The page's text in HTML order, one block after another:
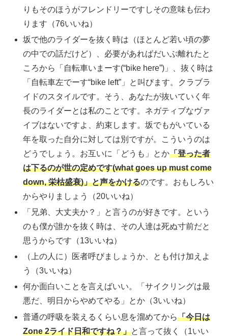
りもそのほうがフレンドリーですしその意味も伝わ
ります（76いいね）
坂で他のライダーを抜く時は（ほとんど若い頃の夢
の中での話だけど）、必要があればだいぶ離れたと
ころから「自転車いまーす(“bike here”)」、抜く時は
「自転車左でーす“bike left”」と叫びます。クラブラ
イドのスタイルです。そう、あなたが抜いていく年
長のライダーとは私のことです。ネガティブなヴァ
イブはないですよ、約束します。坂でもがいている
年を取った自分に対しては別ですが。こういうのは
どうでしょう。お互いに「どうも」とか「登った者
は下るのが世の定めです(what goes up must come
down, 栄枯盛衰)」と声をかけるのです。おもしろい
からやりましょう（20いいね）
「兄弟、大丈夫か？」と言うのが好きです。という
のも僕が誰かを抜く時は、その人達は死ぬ寸前だと
思うからです（13いいね）
（上の人に）医者呼びましょうか、とも付け加えよ
う（3いいね）
何か面白いことを言えばいい。「サイクリングは最
悪だ、明日からやめてやる」とか（3いいね）
普通の呼吸を装えるくらい息を溜めてから「今日は
Zone 2ライド日和ですね？」と言って抜く（1いい